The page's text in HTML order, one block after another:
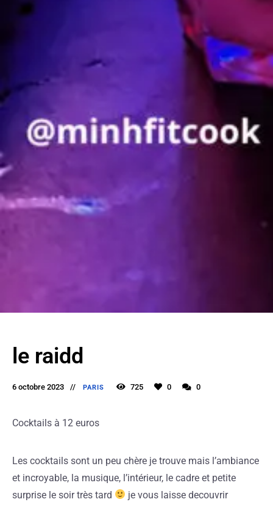
le raidd
6 octobre 2023 PARIS 725 0 0
Cocktails à 12 euros
Les cocktails sont un peu chère je trouve mais l’ambiance
et incroyable, la musique, l’intérieur, le cadre et petite
surprise le soir très tard
je vous laisse decouvrir